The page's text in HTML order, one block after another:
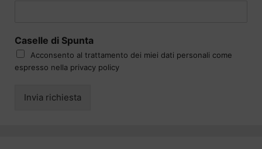
Caselle di Spunta
Acconsento al trattamento dei miei dati personali come
espresso nella privacy policy
Invia richiesta